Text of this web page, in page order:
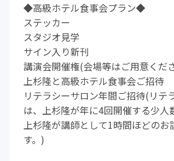
◆高級ホテル食事会プラン◆
ステッカー
スタジオ見学
サイン入り新刊
講演会開催権(会場等はご用意くだ
上杉隆と高級ホテル食事会ご招待
リテラシーサロン年間ご招待(リテ
は、上杉隆が年に4回開催する少人
上杉隆が講師として1時間ほどのお
す。)